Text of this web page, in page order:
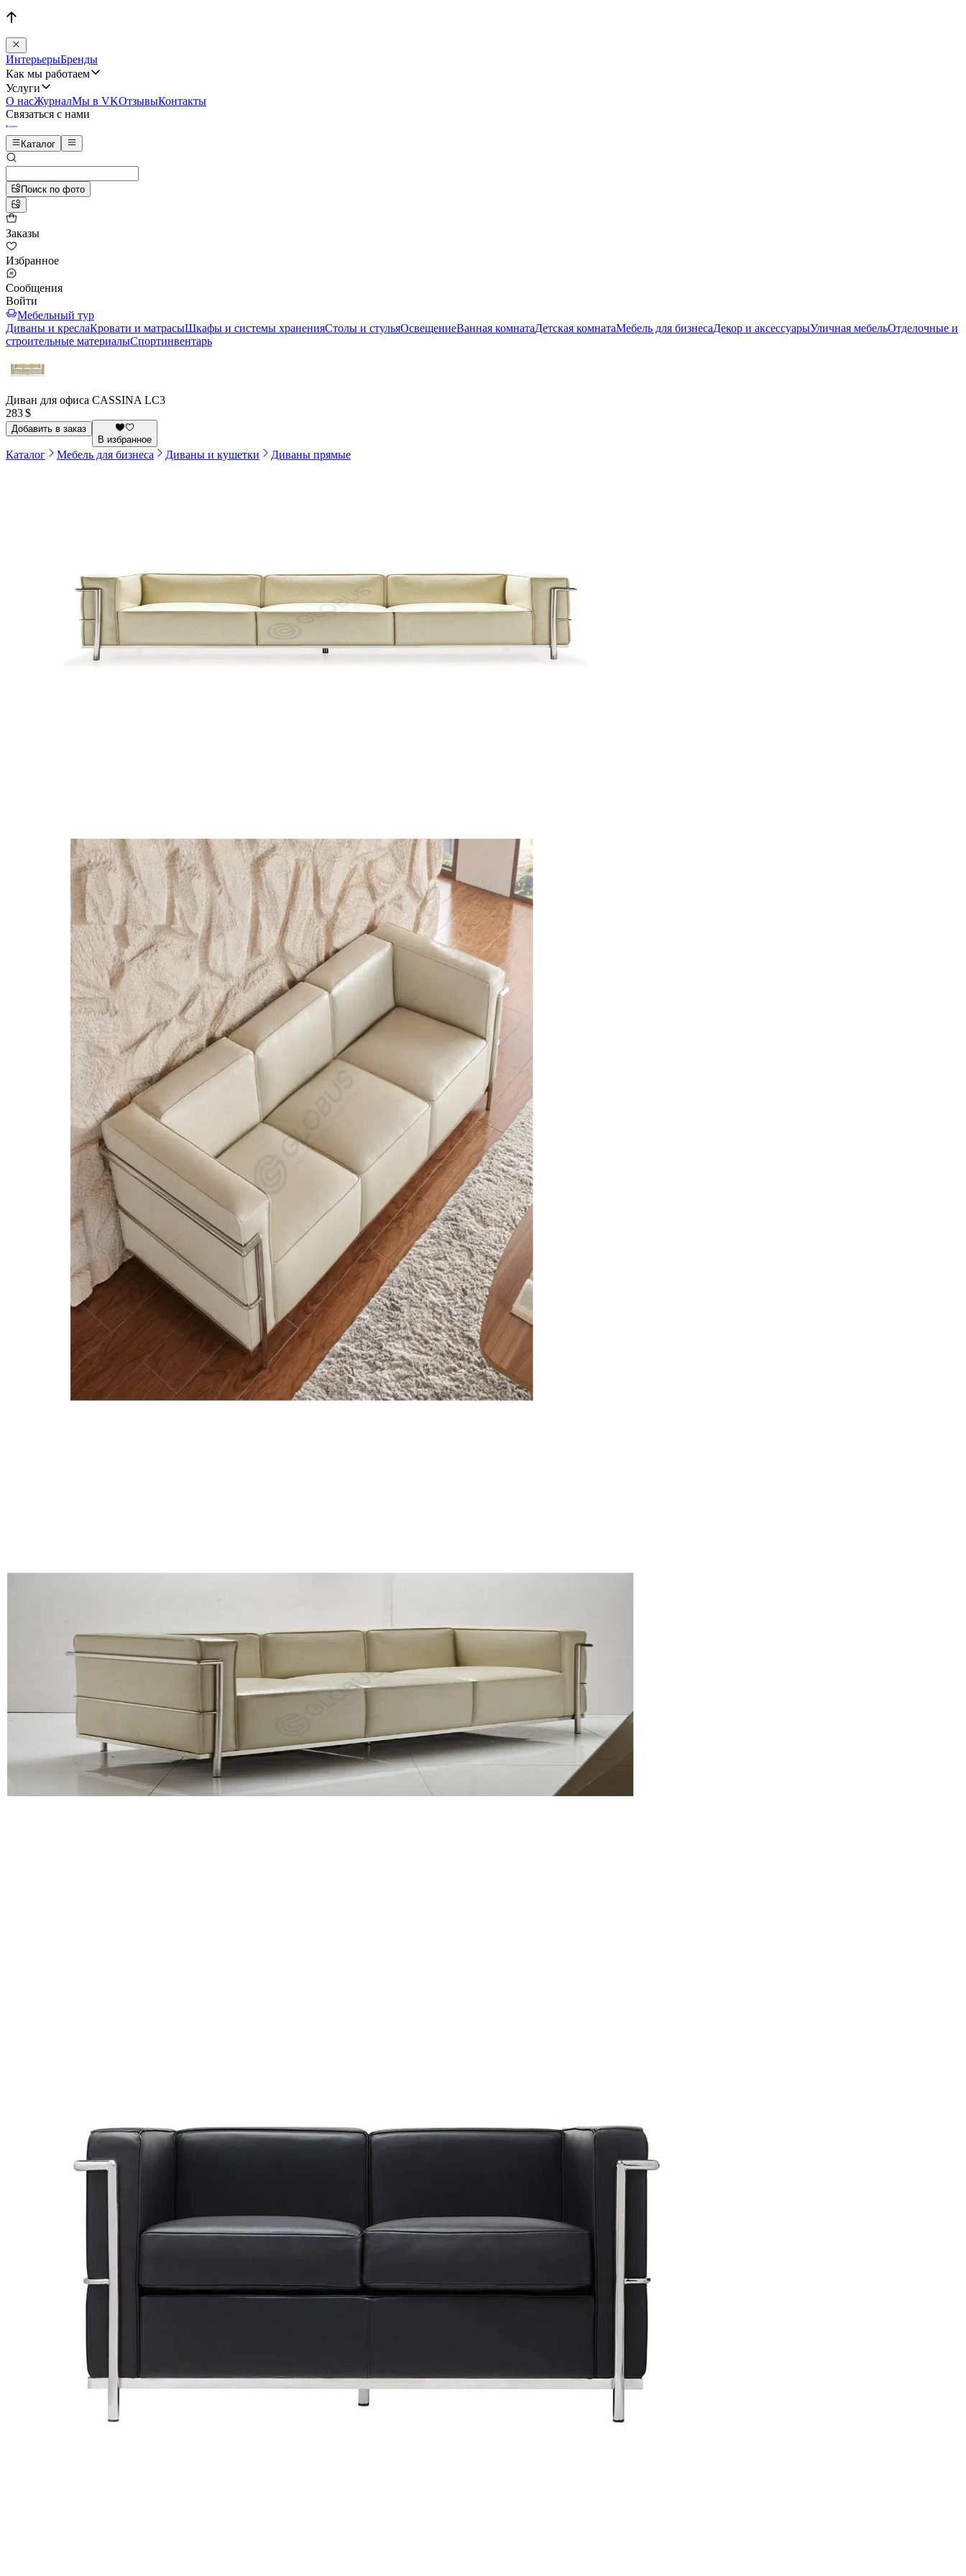
ИнтерьерыБренды
Как мы работаем
Услуги
О насЖурналМы в VKОтзывыКонтакты
Связаться с нами
Каталог
Поиск по фото
Заказы
Избранное
Сообщения
Войти
Мебельный тур
Диваны и креслаКровати и матрасыШкафы и системы храненияСтолы и стульяОсвещениеВанная комнатаДетская комнатаМебель для бизнесаДекор и аксессуарыУличная мебельОтделочные и
строительные материалыСпортинвентарь
Диван для офиса CASSINA LC3
283 $
Добавить в заказ
В избранное
Каталог Мебель для бизнеса Диваны и кушетки Диваны прямые